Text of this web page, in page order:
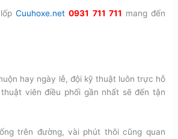
lốpCuuhoxe.net 0931 711 711 mang đến
hay ngày lễ, đội kỹ thuật luôn trực hỗ
viên điều phối gần nhất sẽ đến tận
trên đường, vài phút thôi cũng quan